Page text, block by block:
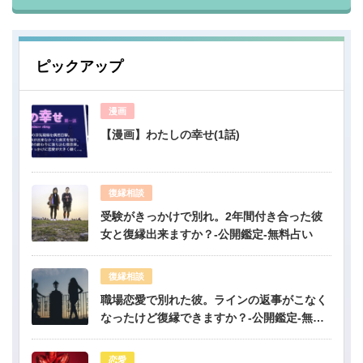
ピックアップ
漫画
【漫画】わたしの幸せ(1話)
復縁相談
受験がきっかけで別れ。2年間付き合った彼
女と復縁出来ますか？-公開鑑定-無料占い
復縁相談
職場恋愛で別れた彼。ラインの返事がこなく
なったけど復縁できますか？-公開鑑定-無料
恋愛